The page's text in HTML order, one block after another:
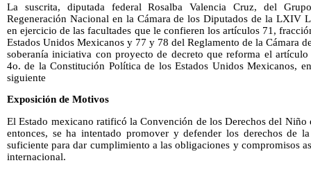
La suscrita, diputada federal Rosalba Valencia Cruz, del
Regeneración Nacional en la Cámara de los Diputados de la LXIV
en ejercicio de las facultades que le confieren los artículos 71,
Estados Unidos Mexicanos y 77 y 78 del Reglamento de la Cámara
soberanía iniciativa con proyecto de decreto que reforma el
4o. de la Constitución Política de los Estados Unidos Mexicanos,
siguiente
Exposición de Motivos
El Estado mexicano ratificó la Convención de los Derechos del Niño
entonces, se ha intentado promover y defender los derechos de
suficiente para dar cumplimiento a las obligaciones y compromisos
internacional.